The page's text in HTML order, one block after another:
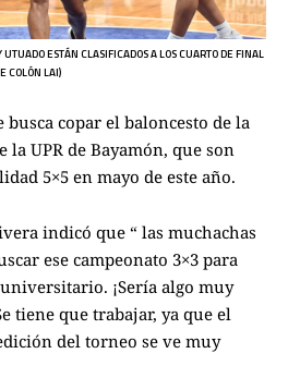
ESTÁN CLASIFICADOS A LOS CUARTO DE FINAL
COLÓN LAI)
copar el baloncesto de la
la UPR de Bayamón, que son
5×5 en mayo de este año.
indicó que “ las muchachas
ese campeonato 3×3 para
¡Sería algo muy
tiene que trabajar, ya que el
del torneo se ve muy